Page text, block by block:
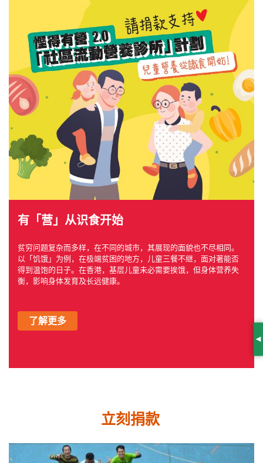
有「营」从识食开始
贫穷问题复杂而多样，在不同的城市，其展现的面貌也不尽相同。
以「饥饿」为例，在极端贫困的地方，儿童三餐不继，面对著能否
得到温饱的日子。在香港，基层儿童未必需要挨饿，但身体营养失
衡，影响身体发育及长远健康。
了解更多
立刻捐款